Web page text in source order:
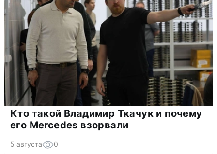
Кто такой Владимир Ткачук и почему
его Mercedes взорвали
5 августа 0